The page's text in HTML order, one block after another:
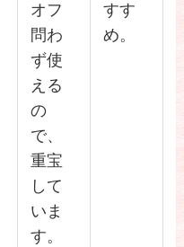
オフ
問わ
ず使
える
の
で、
重宝
して
いま
す。
すす
め。